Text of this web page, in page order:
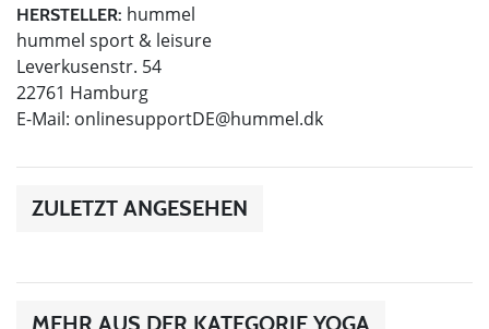
HERSTELLER: hummel
hummel sport & leisure
Leverkusenstr. 54
22761 Hamburg
E-Mail: onlinesupportDE@hummel.dk
ZULETZT ANGESEHEN
MEHR AUS DER KATEGORIE YOGA